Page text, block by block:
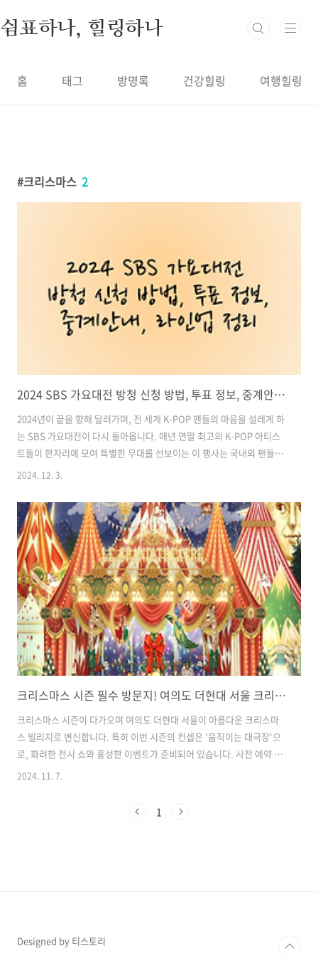
쉼표하나, 힐링하나
홈 태그 방명록 건강힐링 여행힐링
크리스마스 2
2024 SBS 가요대전 방청 신청 방법, 투표 정보, 중계안내, 라인업 정리
2024년이 끝을 향해 달려가며, 전 세계 K-POP 팬들의 마음을 설레게 하
는 SBS 가요대전이 다시 돌아옵니다. 매년 연말 최고의 K-POP 아티스
트들이 한자리에 모여 특별한 무대를 선보이는 이 행사는 국내외 팬들에
게 큰 사랑을 받아왔습니다. 특히, 2024년 SBS 가요대전은 12월 25일
스트에서는 행사 개요, 방청 신청 방법, 투표 정보, 방송 중계 안내, 그리
고 화려한 출연진 라인업까지 상세히 알아보겠습니다. 목차1. 2024
SBS 가요대전 개요: 행사 기본 정보 2. 방청 신청 방법 3. 2024 SBS 가
요대전 투표 방법 4. 2024 SBS 가요대전 방송 중계 정보 5. 2024 SBS
가요대전 출연진 라인업 SBS ..
2024. 12. 3.
크리스마스 시즌 필수 방문지! 여의도 더현대 서울 크리스마스 빌리지 - 예약, 입장방법, 주차정보 총정리
크리스마스 시즌이 다가오며 여의도 더현대 서울이 아름다운 크리스마
스 빌리지로 변신합니다. 특히 이번 시즌의 컨셉은 '움직이는 대극장'으
로, 화려한 전시 쇼와 풍성한 이벤트가 준비되어 있습니다. 사전 예약 방
법부터 현장 웨이팅, 주차 정보까지 더현대 서울 크리스마스 빌리지를 제
크리스마스 빌리지 운영 기간 및 컨셉 2. 입장 방법 안내 3. 더현대 서울
2024. 11. 7.
1
Designed by 티스토리